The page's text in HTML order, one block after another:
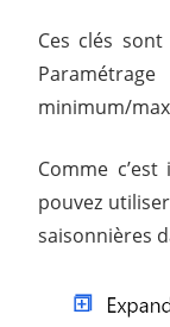
Ces clés
minimum/
Comme
pouvez
saisonnières